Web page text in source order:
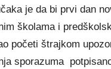
je da bi prvi dan
školama i
početi štrajkom
sporazuma